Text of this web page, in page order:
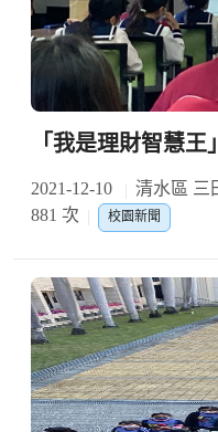
「我是理財智慧
2021-12-10 清水區 三
881 次
校園新聞